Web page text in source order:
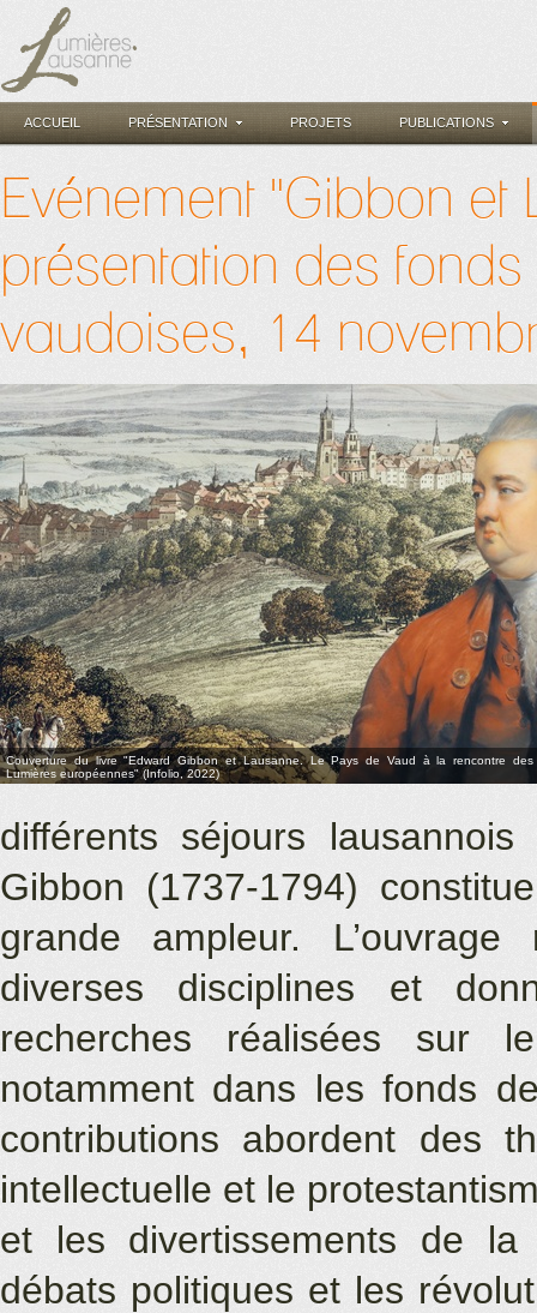
ACCUEIL PRÉSENTATION PROJETS PUBLICATIONS
Evénement "Gibbon
présentation des
vaudoises, 14
Couverture du livre "Edward Gibbon et Lausanne. Le Pays de Vaud à la rencontre des
Lumières européennes" (Infolio, 2022)
différents séjours
Gibbon (1737-1794)
grande ampleur.
diverses disciplines et
recherches réalisées sur
notamment dans les fonds
contributions abordent des
intellectuelle et le
et les divertissements de la
débats politiques et les